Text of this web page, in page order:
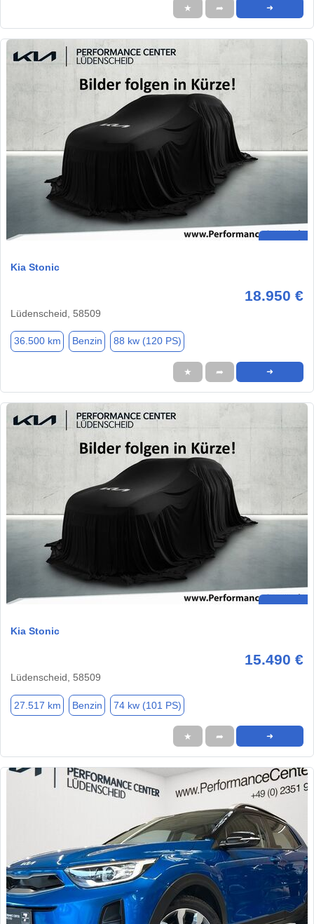
★ ➦ ➜
Kia Stonic
18.950 €
Lüdenscheid, 58509
36.500 km Benzin 88 kw (120 PS)
★ ➦ ➜
Kia Stonic
15.490 €
Lüdenscheid, 58509
27.517 km Benzin 74 kw (101 PS)
★ ➦ ➜